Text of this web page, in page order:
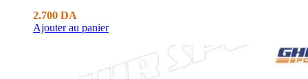
2.700 DA
Ajouter au panier